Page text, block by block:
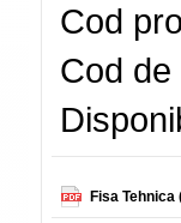
Cod
Cod
Fisa Tehnica